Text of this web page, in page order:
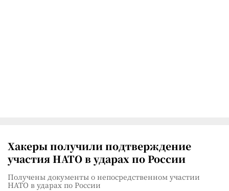
Хакеры получили подтверждение
участия НАТО в ударах по России
Получены документы о непосредственном участии
НАТО в ударах по России